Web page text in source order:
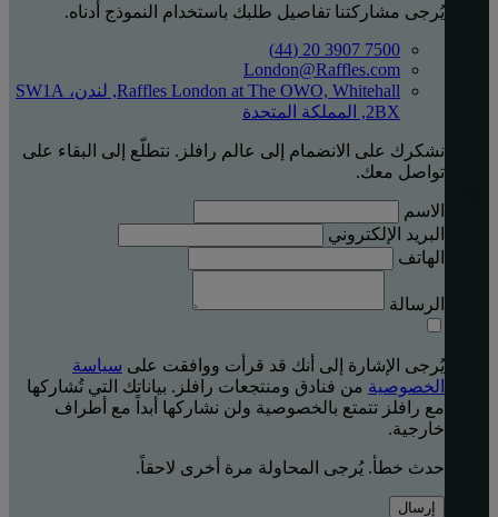
يُرجى مشاركتنا تفاصيل طلبك باستخدام النموذج أدناه.
7500 3907 20 (44)
London@Raffles.com
Raffles London at The OWO, Whitehall, لندن، SW1A
2BX, المملكة المتحدة
نشكرك على الانضمام إلى عالم رافلز. نتطلّع إلى البقاء على
تواصل معك.
الاسم
البريد الإلكتروني
الهاتف
الرسالة
يُرجى الإشارة إلى أنك قد قرأت ووافقت على سياسة
الخصوصية من فنادق ومنتجعات رافلز. بياناتك التي تُشاركها
مع رافلز تتمتع بالخصوصية ولن نشاركها أبداً مع أطراف
خارجية.
حدث خطأ. يُرجى المحاولة مرة أخرى لاحقاً.
إرسال